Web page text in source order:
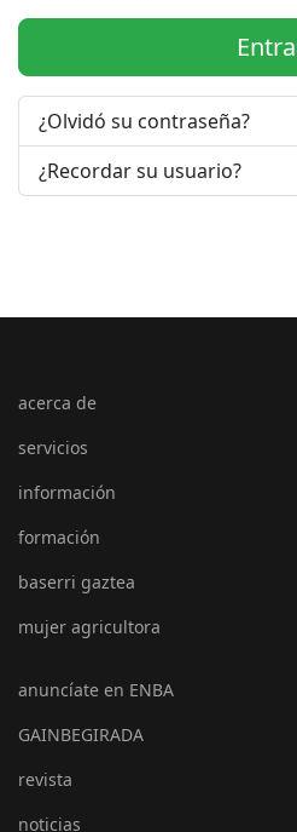
¿Olvidó su contraseña?
¿Recordar su usuario?
acerca de
servicios
información
formación
baserri gaztea
mujer agricultora
anuncíate en ENBA
GAINBEGIRADA
revista
noticias